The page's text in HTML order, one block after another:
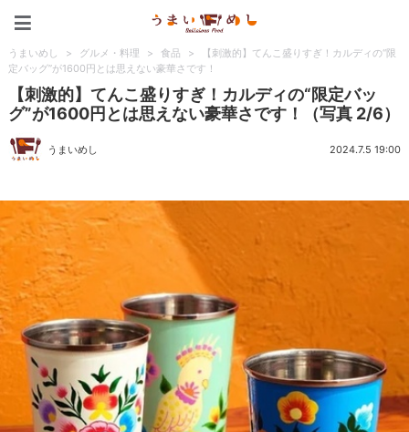
うまいめし > グルメ・料理 > 食品 >
【刺激的】てんこ盛りすぎ！カルディの“限
定バッグ”が1600円とは思えない豪華さです！
【刺激的】てんこ盛りすぎ！カルディの“限定バッ
グ”が1600円とは思えない豪華さです！（写真 2/6）
うまいめし 2024.7.5 19:00